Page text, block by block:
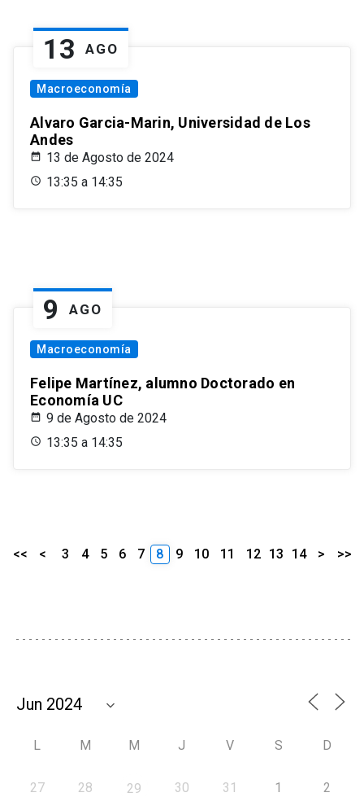
13 AGO
Macroeconomía
Alvaro Garcia-Marin, Universidad de Los
Andes
13 de Agosto de 2024
13:35 a 14:35
9 AGO
Macroeconomía
Felipe Martínez, alumno Doctorado en
Economía UC
9 de Agosto de 2024
13:35 a 14:35
<< < 3 4 5 6 7 8 9 10 11 12 13 14 > >>
L M M J V S D
27 28 29 30 31 1 2